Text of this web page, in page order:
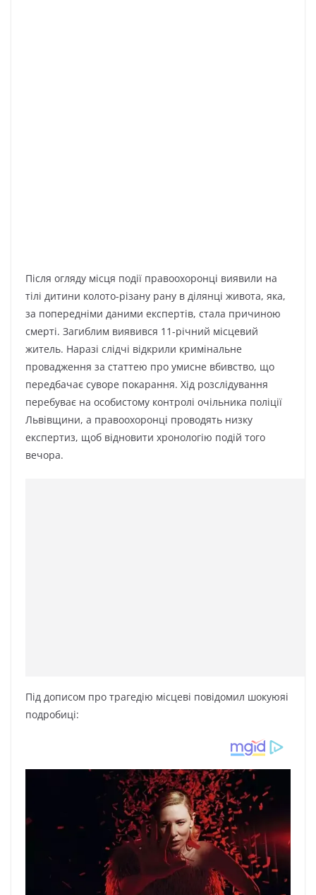
Після огляду місця події правоохоронці виявили на
тілі дитини колото-різану рану в ділянці живота, яка,
за попередніми даними експертів, стала причиною
смерті. Загиблим виявився 11-річний місцевий
житель. Наразі слідчі відкрили кримінальне
провадження за статтею про умисне вбивство, що
передбачає суворе покарання. Хід розслідування
перебуває на особистому контролі очільника поліції
Львівщини, а правоохоронці проводять низку
експертиз, щоб відновити хронологію подій того
вечора.
Під дописом про трагедію місцеві повідомил шокуюяі
подробиці: